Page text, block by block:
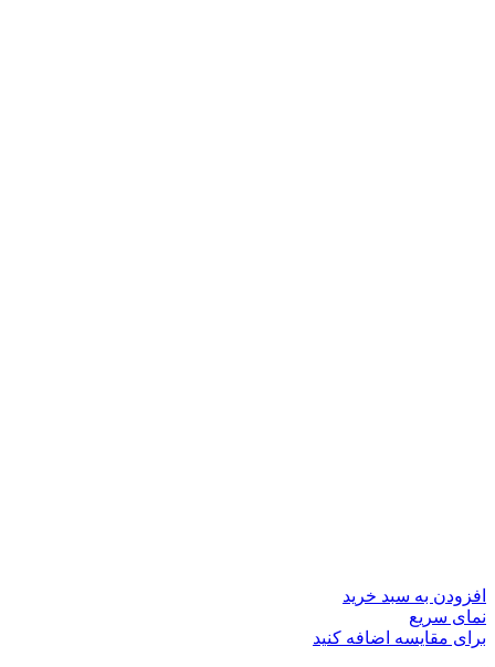
افزودن به سبد خرید
نمای سریع
برای مقایسه اضافه کنید